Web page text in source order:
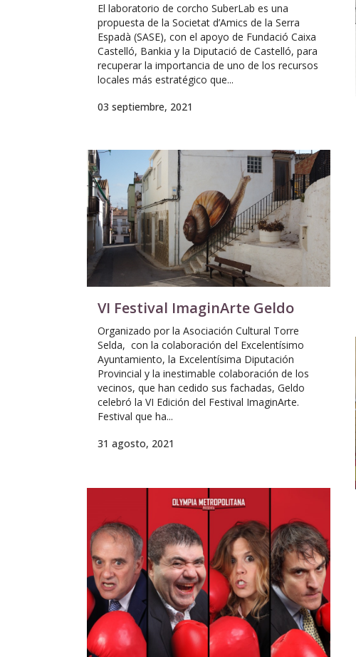
El laboratorio de corcho SuberLab es una
propuesta de la Societat d’Amics de la Serra
Espadà (SASE), con el apoyo de Fundació Caixa
Castelló, Bankia y la Diputació de Castelló, para
recuperar la importancia de uno de los recursos
locales más estratégico que...
03 septiembre, 2021
VI Festival ImaginArte Geldo
Organizado por la Asociación Cultural Torre
Selda, con la colaboración del Excelentísimo
Ayuntamiento, la Excelentísima Diputación
Provincial y la inestimable colaboración de los
vecinos, que han cedido sus fachadas, Geldo
celebró la VI Edición del Festival ImaginArte.
Festival que ha...
31 agosto, 2021